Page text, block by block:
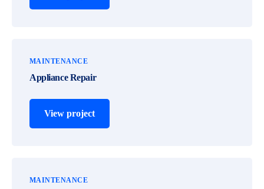
MAINTENANCE
Appliance Repair
View project
MAINTENANCE